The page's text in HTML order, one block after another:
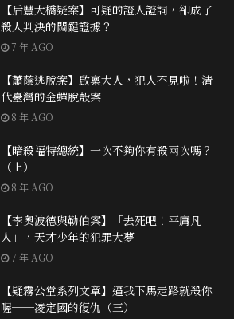
【后豐大橋疑案】可疑的證人證詞，卻成了
殺人判決的關鍵證據？
7 年 AGO
【蕭蔭逃脫案】啟稟大人，犯人不見啦！清
代臺灣的金蟬脫殼案
8 年 AGO
【暗殺福特總統】一次不夠你有殺兩次嗎？
（上）
8 年 AGO
【李奧波德與勒伯案】「去死吧！平庸凡
人」，天才少年的犯罪大夢
7 年 AGO
【疑霧公堂系列文章】逼我下馬走路就殺你
喔──凌定國的復仇（三）